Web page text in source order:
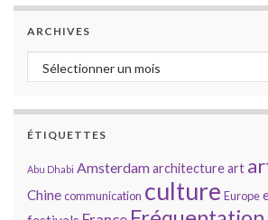
ARCHIVES
Archives
ÉTIQUETTES
Abu Dhabi Amsterdamarchitectureart
Chinecommunication culture Europe